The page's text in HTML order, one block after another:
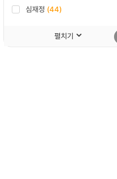
심재정 (44)
펼치기